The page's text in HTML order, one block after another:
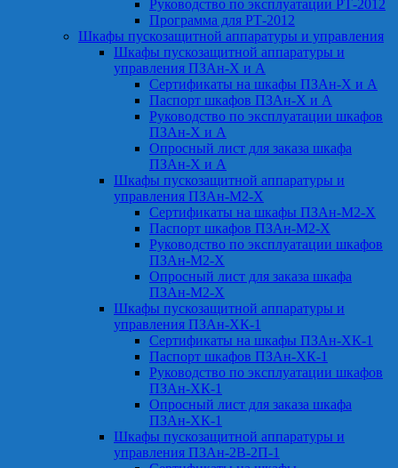
Руководство по эксплуатации РТ-2012
Программа для РТ-2012
Шкафы пускозащитной аппаратуры и управления
Шкафы пускозащитной аппаратуры и
управления ПЗАн-Х и А
Сертификаты на шкафы ПЗАн-Х и А
Паспорт шкафов ПЗАн-Х и А
Руководство по эксплуатации шкафов
ПЗАн-Х и А
Опросный лист для заказа шкафа
ПЗАн-Х и А
Шкафы пускозащитной аппаратуры и
управления ПЗАн-М2-Х
Сертификаты на шкафы ПЗАн-М2-Х
Паспорт шкафов ПЗАн-М2-Х
Руководство по эксплуатации шкафов
ПЗАн-М2-Х
Опросный лист для заказа шкафа
ПЗАн-М2-Х
Шкафы пускозащитной аппаратуры и
управления ПЗАн-ХК-1
Сертификаты на шкафы ПЗАн-ХК-1
Паспорт шкафов ПЗАн-ХК-1
Руководство по эксплуатации шкафов
ПЗАн-ХК-1
Опросный лист для заказа шкафа
ПЗАн-ХК-1
Шкафы пускозащитной аппаратуры и
управления ПЗАн-2В-2П-1